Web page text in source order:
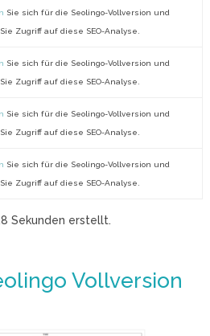
Sie sich für die Seolingo-Vollversion und
Zugriff auf diese SEO-Analyse.
Sie sich für die Seolingo-Vollversion und
Zugriff auf diese SEO-Analyse.
Sie sich für die Seolingo-Vollversion und
Zugriff auf diese SEO-Analyse.
Sie sich für die Seolingo-Vollversion und
Zugriff auf diese SEO-Analyse.
Sekunden erstellt.
Vollversion